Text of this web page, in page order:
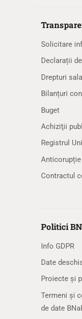
Solicitare
Declarații
Drepturi
Bilanțuri
Buget
Achiziţii
Registrul
Anticorupție
Contractul
Politici
Info GDPR
Date
Proiecte și
Termeni și
de date